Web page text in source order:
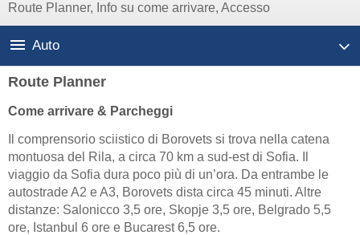
Route Planner, Info su come arrivare, Accesso
Auto
Route Planner
Come arrivare & Parcheggi
Il comprensorio sciistico di Borovets si trova nella catena
montuosa del Rila, a circa 70 km a sud-est di Sofia. Il
viaggio da Sofia dura poco più di un’ora. Da entrambe le
autostrade A2 e A3, Borovets dista circa 45 minuti. Altre
distanze: Salonicco 3,5 ore, Skopje 3,5 ore, Belgrado 5,5
ore, Istanbul 6 ore e Bucarest 6,5 ore.